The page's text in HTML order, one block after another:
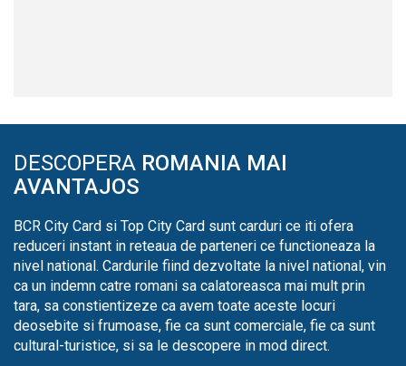
DESCOPERA ROMANIA MAI
AVANTAJOS
BCR City Card si Top City Card sunt carduri ce iti ofera
reduceri instant in reteaua de parteneri ce functioneaza la
nivel national. Cardurile fiind dezvoltate la nivel national, vin
ca un indemn catre romani sa calatoreasca mai mult prin
tara, sa constientizeze ca avem toate aceste locuri
deosebite si frumoase, fie ca sunt comerciale, fie ca sunt
cultural-turistice, si sa le descopere in mod direct.